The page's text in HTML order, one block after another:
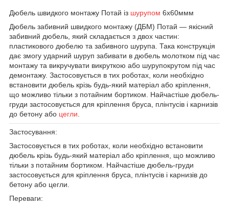
Дюбель швидкого монтажу Потай із шурупом 6х60ммм
Дюбель забивний швидкого монтажу (ДБМ) Потай — якісний
забивний дюбель, який складається з двох частин:
пластикового дюбелю та забивного шурупа. Така конструкція
дає змогу ударний шуруп забивати в дюбель молотком під час
монтажу та викручувати викруткою або шурупокрутом під час
демонтажу. Застосовується в тих роботах, коли необхідно
встановити дюбель крізь будь-який матеріал або кріплення,
що можливо тільки з потайним бортиком. Найчастіше дюбель-
груди застосовується для кріплення бруса, плінтусів і карнизів
до бетону або цегли
Застосування:
Застосовується в тих роботах, коли необхідно встановити
дюбель крізь будь-який матеріал або кріплення, що можливо
тільки з потайним бортиком. Найчастіше дюбель-груди
застосовується для кріплення бруса, плінтусів і карнизів до
бетону або цегли.
Переваги: